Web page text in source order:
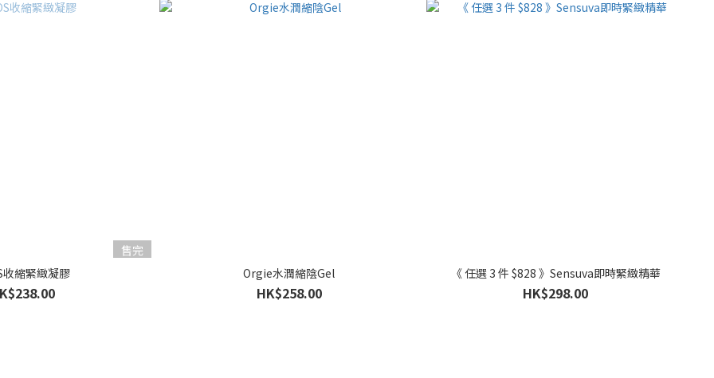
售完
收縮緊緻凝膠
Orgie水潤縮陰Gel
HK$258.00
《 任選 3 件 $828 》Sensuva即時緊緻精華
HK$298.00